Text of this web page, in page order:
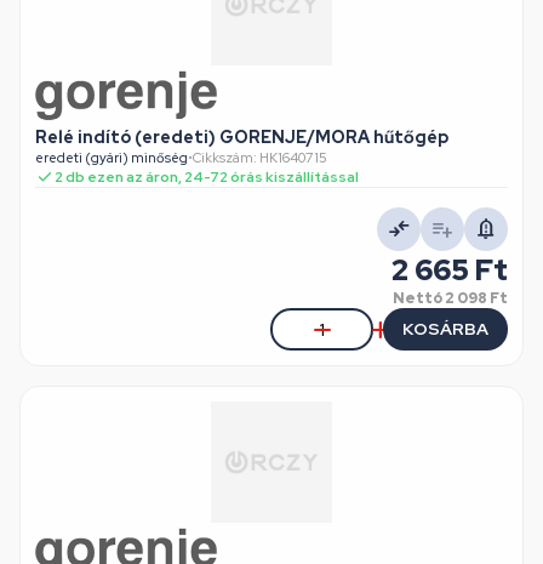
Relé indító (eredeti) GORENJE/MORA hűtőgép
eredeti (gyári) minőség•Cikkszám: HK1640715
2 db ezen az áron, 24-72 órás kiszállítással
2 665 Ft
Nettó2 098 Ft
KOSÁRBA